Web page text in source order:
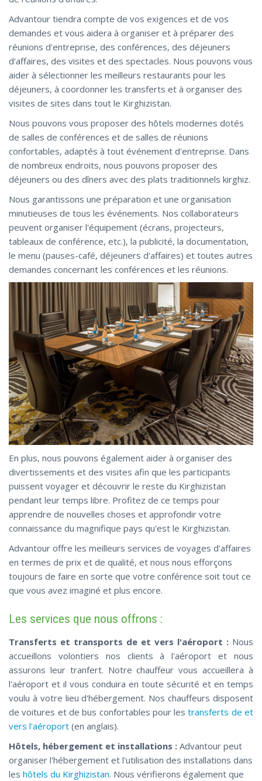
Advantour tiendra compte de vos exigences et de vos
demandes et vous aidera à organiser et à préparer des
réunions d'entreprise, des conférences, des déjeuners
d'affaires, des visites et des spectacles. Nous pouvons vous
aider à sélectionner les meilleurs restaurants pour les
déjeuners, à coordonner les transferts et à organiser des
visites de sites dans tout le Kirghizistan.
Nous pouvons vous proposer des hôtels modernes dotés
de salles de conférences et de salles de réunions
confortables, adaptés à tout événement d'entreprise. Dans
de nombreux endroits, nous pouvons proposer des
déjeuners ou des dîners avec des plats traditionnels kirghiz.
Nous garantissons une préparation et une organisation
minutieuses de tous les événements. Nos collaborateurs
peuvent organiser l'équipement (écrans, projecteurs,
tableaux de conférence, etc.), la publicité, la documentation,
le menu (pauses-café, déjeuners d'affaires) et toutes autres
demandes concernant les conférences et les réunions.
En plus, nous pouvons également aider à organiser des
divertissements et des visites afin que les participants
puissent voyager et découvrir le reste du Kirghizistan
pendant leur temps libre. Profitez de ce temps pour
apprendre de nouvelles choses et approfondir votre
connaissance du magnifique pays qu'est le Kirghizistan.
Advantour offre les meilleurs services de voyages d'affaires
en termes de prix et de qualité, et nous nous efforçons
toujours de faire en sorte que votre conférence soit tout ce
que vous avez imaginé et plus encore.
Les services que nous offrons :
Transferts et transports de et vers l'aéroport : Nous
accueillons volontiers nos clients à l'aéroport et nous
assurons leur tranfert. Notre chauffeur vous accueillera à
l'aéroport et il vous conduira en toute sécurité et en temps
voulu à votre lieu d'hébergement. Nos chauffeurs disposent
de voitures et de bus confortables pour lestransferts de et
vers l'aéroport (en anglais).
Hôtels, hébergement et installations : Advantour peut
organiser l'hébergement et l'utilisation des installations dans
les hôtels du Kirghizistan. Nous vérifierons également que